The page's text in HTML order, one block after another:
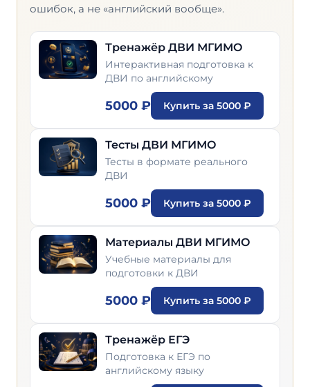
ошибок, а не «английский вообще».
Тренажёр ДВИ МГИМО
Интерактивная подготовка к
ДВИ по английскому
5000 ₽ Купить за 5000 ₽
Тесты ДВИ МГИМО
Тесты в формате реального
ДВИ
5000 ₽ Купить за 5000 ₽
Материалы ДВИ МГИМО
Учебные материалы для
подготовки к ДВИ
5000 ₽ Купить за 5000 ₽
Тренажёр ЕГЭ
Подготовка к ЕГЭ по
английскому языку